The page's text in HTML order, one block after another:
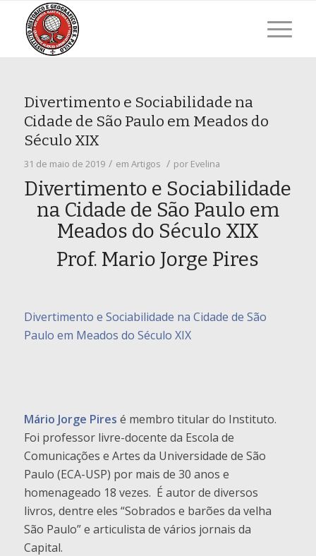
Divertimento e Sociabilidade na
Cidade de São Paulo em Meados do
Século XIX
31 de maio de 2019 / em Artigos / por Evelina
Divertimento e Sociabilidade
na Cidade de São Paulo em
Meados do Século XIX
Prof. Mario Jorge Pires
Divertimento e Sociabilidade na Cidade de São
Paulo em Meados do Século XIX
Mário Jorge Pires é membro titular do Instituto.
Foi professor livre-docente da Escola de
Comunicações e Artes da Universidade de São
Paulo (ECA-USP) por mais de 30 anos e
homenageado 18 vezes. É autor de diversos
livros, dentre eles “Sobrados e barões da velha
São Paulo” e articulista de vários jornais da
Capital.